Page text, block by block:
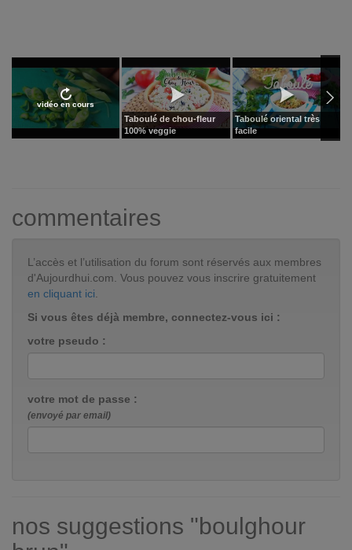
vidéo en cours
Taboulé de chou-fleur
100% veggie
Taboulé oriental très
facile
commentaires
L’accès et l’utilisation du forum sont réservés aux membres
d'Aujourdhui.com. Vous pouvez vous inscrire gratuitement
en cliquant ici.
Si vous êtes déjà membre, connectez-vous ici :
votre pseudo :
votre mot de passe :
(envoyé par email)
nos suggestions "boulghour